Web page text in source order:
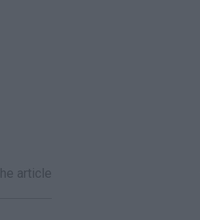
article